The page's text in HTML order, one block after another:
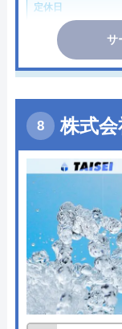
定休日
サ
株式